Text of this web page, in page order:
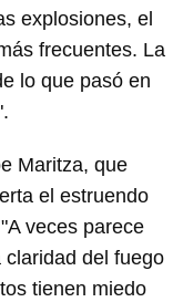
explosiones, el
frecuentes. La
lo que pasó en
Maritza, que
el estruendo
veces parece
del fuego
tienen miedo